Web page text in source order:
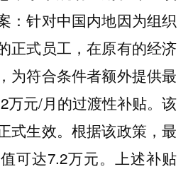
：针对中国内地因为组织
正式员工，在原有的经济
为符合条件者额外提供最
万元/月的过渡性补贴。该
式生效。根据该政策，最
可达7.2万元。上述补贴